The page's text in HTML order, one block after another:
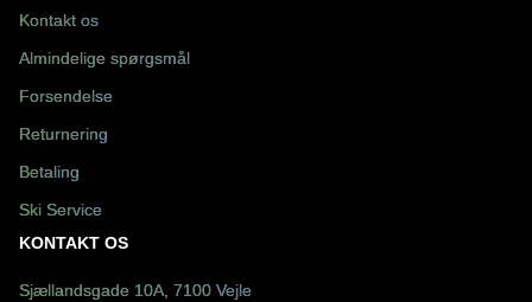
Kontakt os
Almindelige spørgsmål
Forsendelse
Returnering
Betaling
Ski Service
KONTAKT OS
Sjællandsgade 10A, 7100 Vejle